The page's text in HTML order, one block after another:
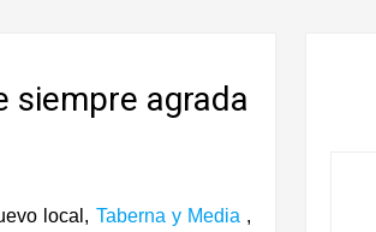
siempre agrada
local, Taberna y Media ,